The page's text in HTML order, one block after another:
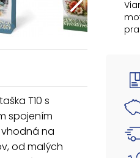
T10 s
spojením
vhodná na
od malých